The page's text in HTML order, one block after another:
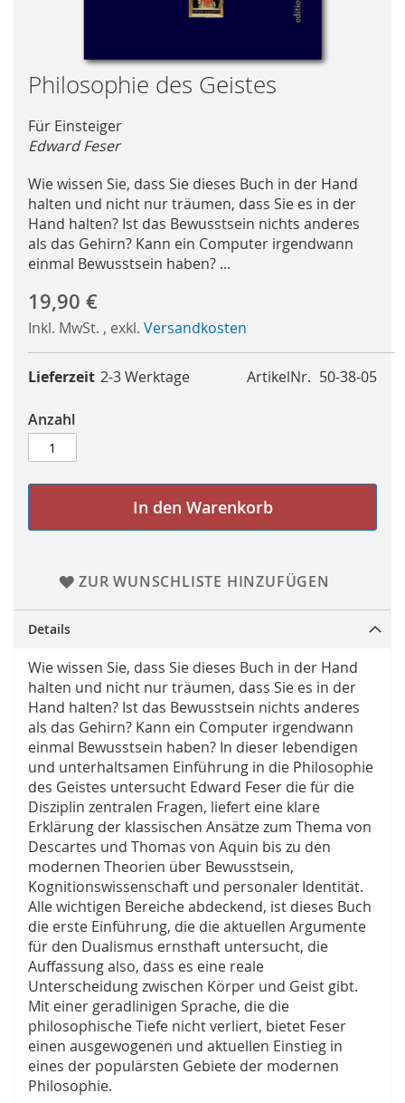
Skip
to
the
beginning
of
the
images
gallery
Philosophie des Geistes
Für Einsteiger
Edward Feser
Wie wissen Sie, dass Sie dieses Buch in der Hand
halten und nicht nur träumen, dass Sie es in der
Hand halten? Ist das Bewusstsein nichts anderes
als das Gehirn? Kann ein Computer irgendwann
einmal Bewusstsein haben? ...
19,90 €
Inkl. MwSt. , exkl. Versandkosten
ArtikelNr. 50-38-05
Lieferzeit 2-3 Werktage
Anzahl
In den Warenkorb
ZUR WUNSCHLISTE HINZUFÜGEN
Details
Wie wissen Sie, dass Sie dieses Buch in der Hand
halten und nicht nur träumen, dass Sie es in der
Hand halten? Ist das Bewusstsein nichts anderes
als das Gehirn? Kann ein Computer irgendwann
einmal Bewusstsein haben? In dieser lebendigen
und unterhaltsamen Einführung in die Philosophie
des Geistes untersucht Edward Feser die für die
Disziplin zentralen Fragen, liefert eine klare
Erklärung der klassischen Ansätze zum Thema von
Descartes und Thomas von Aquin bis zu den
modernen Theorien über Bewusstsein,
Kognitionswissenschaft und personaler Identität.
Alle wichtigen Bereiche abdeckend, ist dieses Buch
die erste Einführung, die die aktuellen Argumente
für den Dualismus ernsthaft untersucht, die
Auffassung also, dass es eine reale
Unterscheidung zwischen Körper und Geist gibt.
Mit einer geradlinigen Sprache, die die
philosophische Tiefe nicht verliert, bietet Feser
einen ausgewogenen und aktuellen Einstieg in
eines der populärsten Gebiete der modernen
Philosophie.